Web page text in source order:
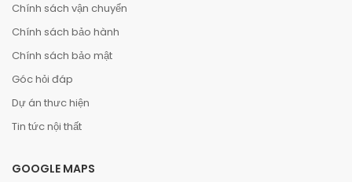
Chính sách vận chuyển
Chính sách bảo hành
Chính sách bảo mật
Góc hỏi đáp
Dự án thưc hiện
Tin tức nội thất
GOOGLE MAPS